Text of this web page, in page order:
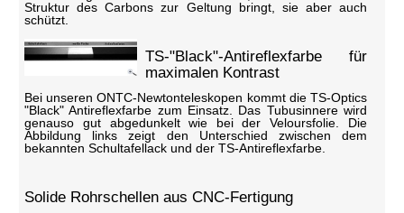
Struktur des Carbons zur Geltung bringt, sie aber auch
schützt.
TS-"Black"-Antireflexfarbe für
maximalen Kontrast
Bei unseren ONTC-Newtonteleskopen kommt die TS-Optics
"Black" Antireflexfarbe zum Einsatz. Das Tubusinnere wird
genauso gut abgedunkelt wie bei der Veloursfolie. Die
Abbildung links zeigt den Unterschied zwischen dem
bekannten Schultafellack und der TS-Antireflexfarbe.
Solide Rohrschellen aus CNC-Fertigung